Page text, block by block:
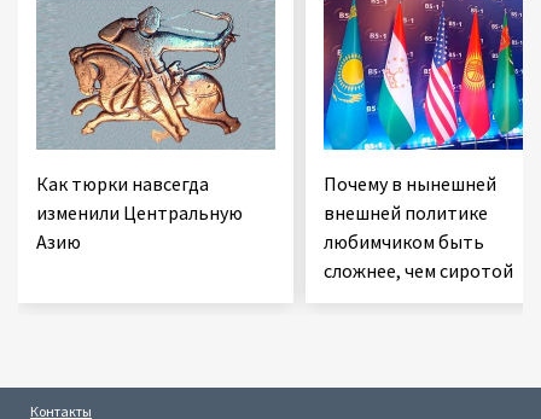
Как тюрки навсегда
изменили Центральную
Азию
Почему в нынешней
внешней политике
любимчиком быть
сложнее, чем сиротой
Контакты